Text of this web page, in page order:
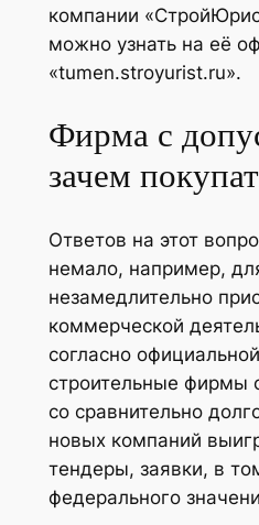
компании
можно узнать на её
«tumen.stroyurist.ru».
Фирма с
зачем
Ответов на этот
немало, например,
незамедлительно
коммерческой
согласно
строительные фирмы
со сравнительно
новых компаний
тендеры, заявки, в
федерального